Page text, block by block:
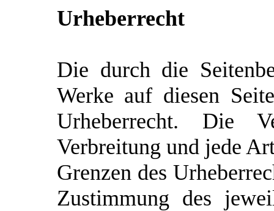
Urheberrecht
Die durch die
Werke auf diesen
Urheberrecht. Die
Verbreitung und jede
Grenzen des
Zustimmung des